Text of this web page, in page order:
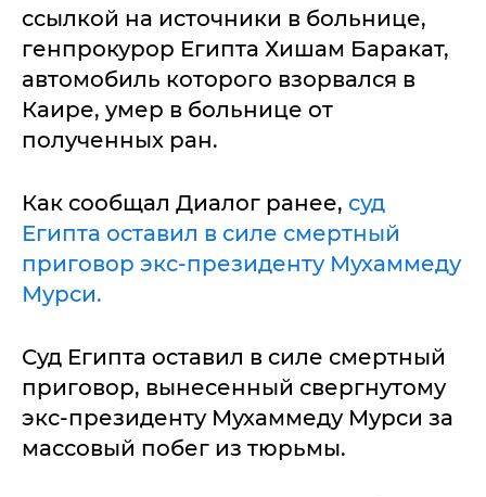
ссылкой на источники в больнице,
генпрокурор Египта Хишам Баракат,
автомобиль которого взорвался в
Каире, умер в больнице от
полученных ран.
Как сообщал Диалог ранее, суд
Египта оставил в силе смертный
приговор экс-президенту Мухаммеду
Мурси.
Суд Египта оставил в силе смертный
приговор, вынесенный свергнутому
экс-президенту Мухаммеду Мурси за
массовый побег из тюрьмы.